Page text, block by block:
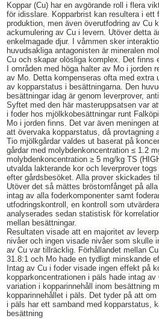
Koppar (Cu) har en avgörande roll i flera
för idisslare. Kopparbrist kan resultera i
produktion, men även överutfodring av Cu
ackumulering av Cu i levern. Utöver detta
enkelmagade djur. I våmmen sker
huvudsakliga antagonisten är mineralen
Cu och skapar olösliga komplex. Det
I områden med höga halter av Mo i
av Mo. Detta kompenseras ofta med
av kopparstatus i besättningarna. Den
besättningar idag är genom leverprover,
Syftet med den här masteruppsatsen var
i foder hos mjölkkobesättningar runt
Mo i jorden finns. Det var även meningen
att övervaka kopparstatus, då
Tio mjölkgårdar valdes ut baserat på
gårdar med molybdenkoncentration ≤ 1.2
molybdenkoncentration ≥ 5 mg/kg TS
utvalda lakterande kor och leverprover
efter gårdsbesöket. Alla prover skickades
Utöver det så mättes bröstomfånget på
intag av alla foderkomponenter samt
utfodringskontroll, en kontroll som
analyserades sedan statistisk för
mellan besättningar.
Resultaten visade att en majoritet av
nivåer och ingen visade nivåer som skulle
av Cu var tillräcklig. Förhållandet mellan
31.8:1 och Mo hade en tydligt minskande
Intag av Cu i foder visade ingen effekt på
kopparkoncentrationen i päls hade intag
variation i kopparinnehåll inom besättning
kopparinnehållet i päls. Det tyder på att
i päls har ett samband med kopparstatus,
besättning